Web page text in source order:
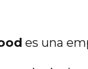
es una